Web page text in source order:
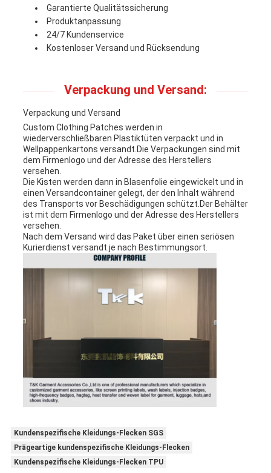
Garantierte Qualitätssicherung
Produktanpassung
24/7 Kundenservice
Kostenloser Versand und Rücksendung
Verpackung und Versand:
Verpackung und Versand
Custom Clothing Patches werden in
wiederverschließbaren Plastiktüten verpackt und in
Wellpappenkartons versandt.Die Verpackungen sind mit
dem Firmenlogo und der Adresse des Herstellers
versehen.
Die Kisten werden dann in Blasenfolie eingewickelt und in
einen Versandcontainer gelegt, der den Inhalt während
des Transports vor Beschädigungen schützt.Der Behälter
ist mit dem Firmenlogo und der Adresse des Herstellers
versehen.
Nach dem Versand wird das Paket über einen seriösen
Kurierdienst versandt.je nach Bestimmungsort.
Kundenspezifische Kleidungs-Flecken SGS
Prägeartige kundenspezifische Kleidungs-Flecken
Kundenspezifische Kleidungs-Flecken TPU